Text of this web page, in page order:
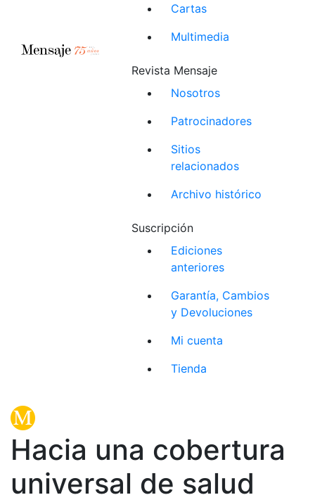
Cartas
Multimedia
Revista Mensaje
Nosotros
Patrocinadores
Sitios
relacionados
Archivo histórico
Suscripción
Ediciones
anteriores
Garantía, Cambios
y Devoluciones
Mi cuenta
Tienda
Hacia una cobertura
universal de salud